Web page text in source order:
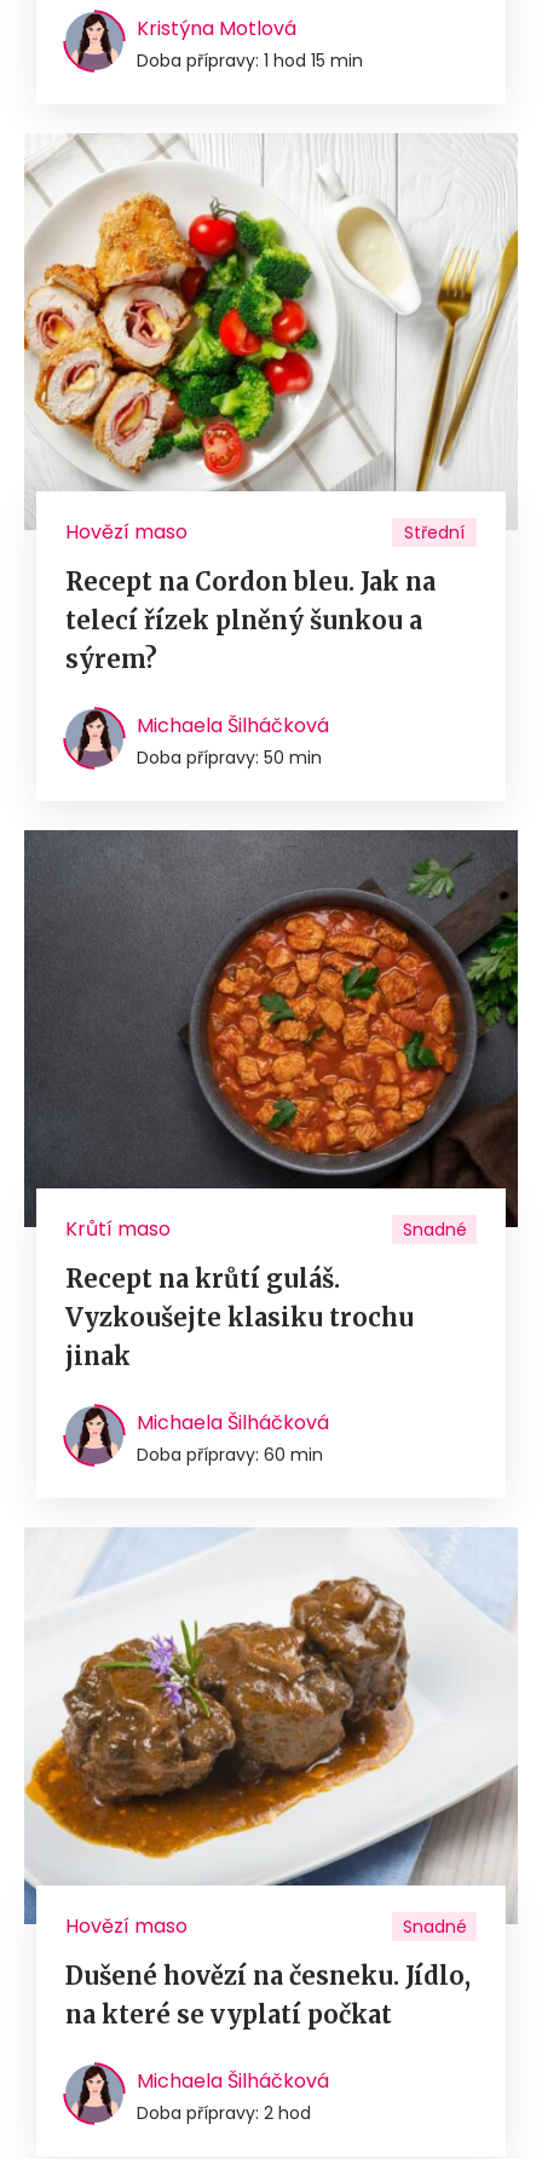
Kristýna Motlová
Doba přípravy: 1 hod 15 min
Hovězí maso Střední
Recept na Cordon bleu. Jak na
telecí řízek plněný šunkou a
sýrem?
Michaela Šilháčková
Doba přípravy: 50 min
Krůtí maso Snadné
Recept na krůtí guláš.
Vyzkoušejte klasiku trochu
jinak
Michaela Šilháčková
Doba přípravy: 60 min
Hovězí maso Snadné
Dušené hovězí na česneku. Jídlo,
na které se vyplatí počkat
Michaela Šilháčková
Doba přípravy: 2 hod